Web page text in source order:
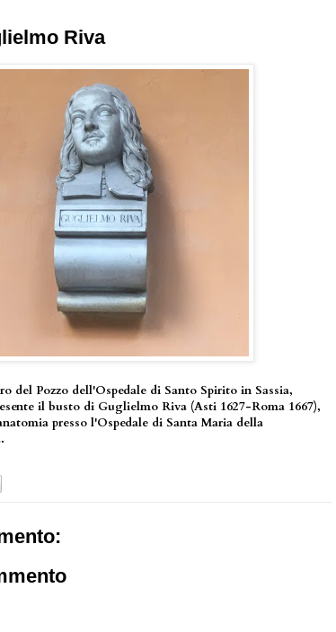
Riva
del Pozzo dell'Ospedale di Santo Spirito in Sassia,
il busto di Guglielmo Riva (Asti 1627-Roma 1667),
presso l'Ospedale di Santa Maria della